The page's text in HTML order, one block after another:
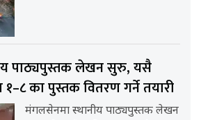
पाठ्यपुस्तक लेखन सुरु, यसै
१–८ का पुस्तक वितरण गर्ने तयारी
मंगलसेनमा स्थानीय पाठ्यपुस्तक लेखन